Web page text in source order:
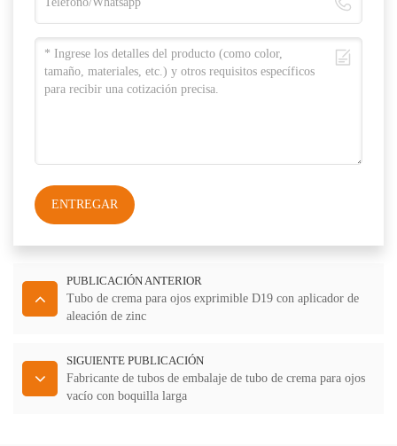
ENTREGAR
PUBLICACIÓN ANTERIOR
Tubo de crema para ojos exprimible D19 con aplicador de
aleación de zinc
SIGUIENTE PUBLICACIÓN
Fabricante de tubos de embalaje de tubo de crema para ojos
vacío con boquilla larga